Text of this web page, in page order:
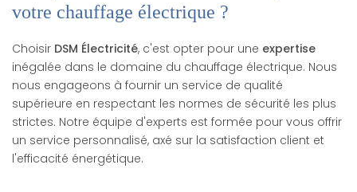
votre chauffage électrique ?
Choisir DSM Électricité, c'est opter pour une expertise
inégalée dans le domaine du chauffage électrique. Nous
nous engageons à fournir un service de qualité
supérieure en respectant les normes de sécurité les plus
strictes. Notre équipe d'experts est formée pour vous offrir
un service personnalisé, axé sur la satisfaction client et
l'efficacité énergétique.